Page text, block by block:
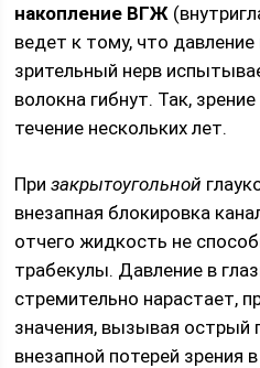
накопление ВГЖ
ведет к тому, что
зрительный нерв
волокна гибнут. Так,
течение нескольких лет.
Призакрытоугольной
внезапная блокировка
отчего жидкость не
трабекулы. Давление в
стремительно нарастает,
значения, вызывая острый
внезапной потерей зрения